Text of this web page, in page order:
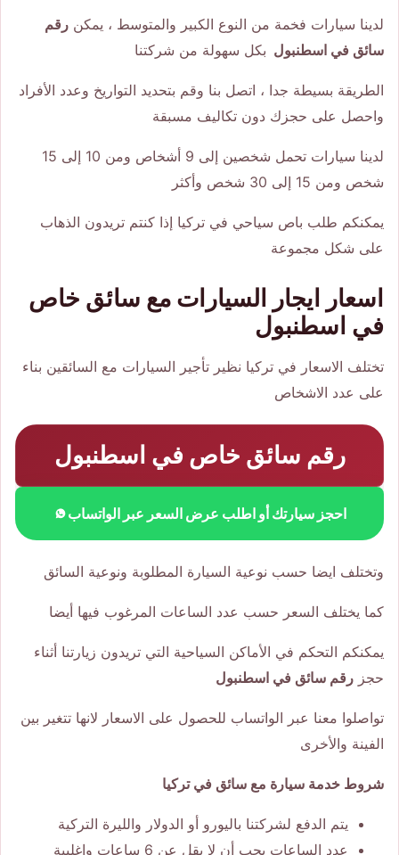
لدينا سيارات فخمة من النوع الكبير والمتوسط ، يمكن رقم
سائق في اسطنبول بكل سهولة من شركتنا
الطريقة بسيطة جدا ، اتصل بنا وقم بتحديد التواريخ وعدد الأفراد
واحصل على حجزك دون تكاليف مسبقة
لدينا سيارات تحمل شخصين إلى 9 أشخاص ومن 10 إلى 15
شخص ومن 15 إلى 30 شخص وأكثر
يمكنكم طلب باص سياحي في تركيا إذا كنتم تريدون الذهاب
على شكل مجموعة
اسعار ايجار السيارات مع سائق خاص
في اسطنبول
تختلف الاسعار في تركيا نظير تأجير السيارات مع السائقين بناء
على عدد الاشخاص
رقم سائق خاص في اسطنبول
احجز سيارتك أو اطلب عرض السعر عبر الواتساب
وتختلف ايضا حسب نوعية السيارة المطلوبة ونوعية السائق
كما يختلف السعر حسب عدد الساعات المرغوب فيها أيضا
يمكنكم التحكم في الأماكن السياحية التي تريدون زيارتنا أثناء
حجز رقم سائق في اسطنبول
تواصلوا معنا عبر الواتساب للحصول على الاسعار لانها تتغير بين
الفينة والأخرى
شروط خدمة سيارة مع سائق في تركيا
يتم الدفع لشركتنا باليورو أو الدولار والليرة التركية
عدد الساعات يجب أن لا يقل عن 6 ساعات واغلبية